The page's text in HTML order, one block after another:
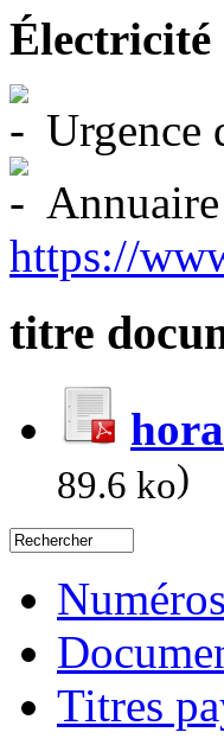
Électricité
Urgence
https://
titre
89.6 ko)
Titres